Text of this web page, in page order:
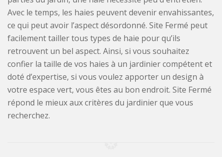
Avec le temps, les haies peuvent devenir envahissantes,
ce qui peut avoir l’aspect désordonné. Site Fermé peut
facilement tailler tous types de haie pour qu’ils
retrouvent un bel aspect. Ainsi, si vous souhaitez
confier la taille de vos haies à un jardinier compétent et
doté d’expertise, si vous voulez apporter un design à
votre espace vert, vous êtes au bon endroit. Site Fermé
répond le mieux aux critères du jardinier que vous
recherchez.